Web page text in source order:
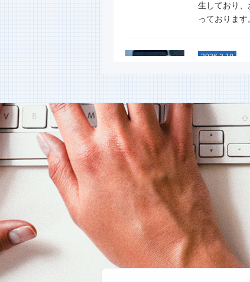
生しており、
っております
2026.3.18
タイヤ性能
イヤ。単なる
2026.1.6
新年あけ
ます
昨年は格別
上げます。本
し上げます